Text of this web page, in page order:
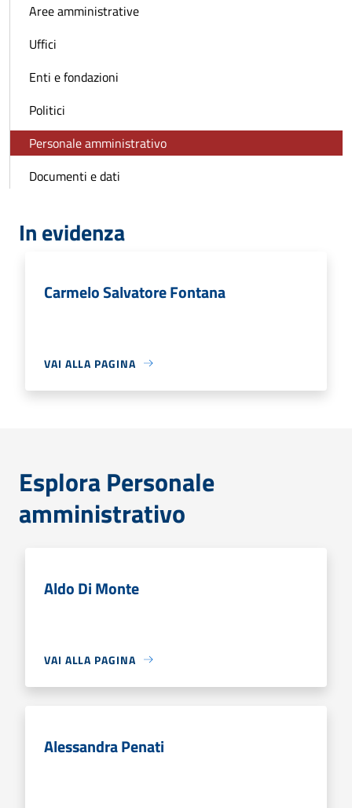
Aree amministrative
Uffici
Enti e fondazioni
Politici
Personale amministrativo
Documenti e dati
In evidenza
Carmelo Salvatore Fontana
VAI ALLA PAGINA
Esplora Personale
amministrativo
Aldo Di Monte
VAI ALLA PAGINA
Alessandra Penati